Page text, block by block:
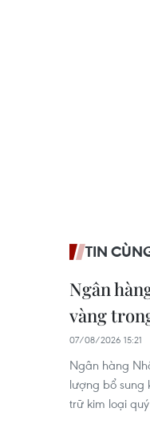
TIN
Ngân
vàng
07/08/2026 15:21
Ngân hàng
lượng bổ
trữ kim loại